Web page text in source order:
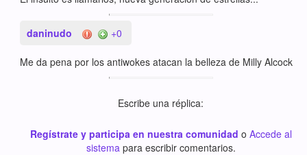
daninudo +0
Me da pena por los antiwokes atacan la belleza de Milly Alcock
Escribe una réplica:
Regístrate y participa en nuestra comunidad o Accede al
sistema para escribir comentarios.